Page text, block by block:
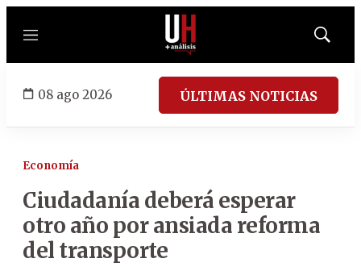
Menú
Mostrar
08 ago 2026 ÚLTIMAS NOTICIAS
Economía
Ciudadanía deberá esperar
otro año por ansiada reforma
del transporte